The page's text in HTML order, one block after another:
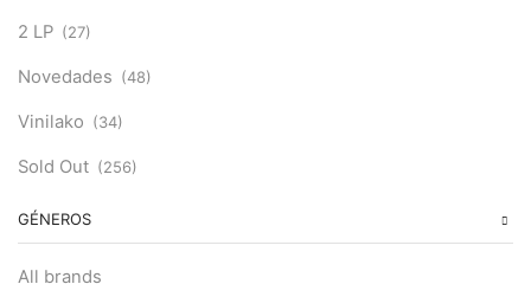
2 LP (27)
Novedades (48)
Vinilako (34)
Sold Out (256)
GÉNEROS
All brands